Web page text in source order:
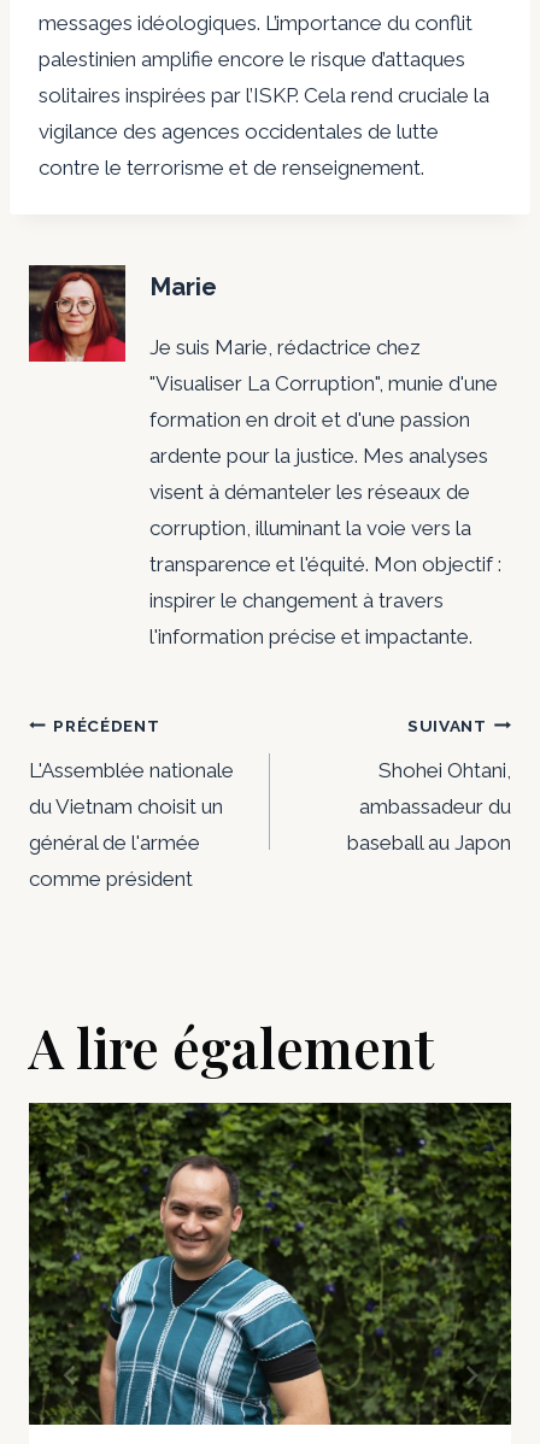
messages idéologiques. L’importance du conflit
palestinien amplifie encore le risque d’attaques
solitaires inspirées par l’ISKP. Cela rend cruciale la
vigilance des agences occidentales de lutte
contre le terrorisme et de renseignement.
Marie
Je suis Marie, rédactrice chez
"Visualiser La Corruption", munie d'une
formation en droit et d'une passion
ardente pour la justice. Mes analyses
visent à démanteler les réseaux de
corruption, illuminant la voie vers la
transparence et l'équité. Mon objectif :
inspirer le changement à travers
l'information précise et impactante.
Navigation
de
l’article
PRÉCÉDENT
L'Assemblée nationale
du Vietnam choisit un
général de l'armée
comme président
SUIVANT
Shohei Ohtani,
ambassadeur du
baseball au Japon
A lire également